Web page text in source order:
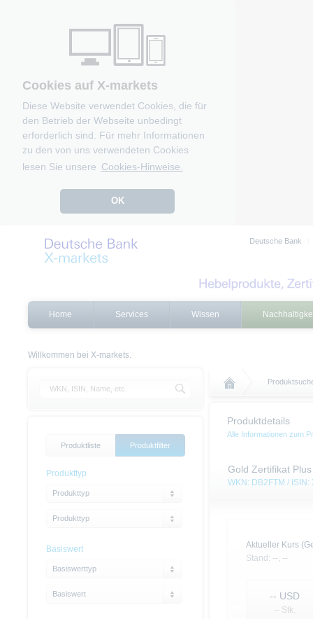
Cookies auf X-markets
Diese Website verwendet Cookies, die für
den Betrieb der Webseite unbedingt
erforderlich sind. Für mehr Informationen
zu den von uns verwendeten Cookies
lesen Sie unsere Cookies-Hinweise.
OK
Deutsche Bank
Home Services Wissen
Willkommen bei X-markets.
Produktdetails
Alle Informationen zum
Gold Zertifikat
WKN: DB2FTM /
Aktueller Kurs
Stand: --, --
-- USD
-- Stk.
Produktliste Produktfilter
Produkttyp
Produkttyp
Produkttyp
Basiswert
Basiswerttyp
Basiswert